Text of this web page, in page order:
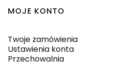
MOJE KONTO
Twoje zamówienia
Ustawienia konta
Przechowalnia